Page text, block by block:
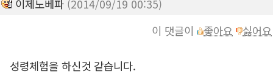
이제노베파 (2014/09/19 00:35)
이 댓글이
좋아요 싫어요
성령체험을 하신것 같습니다.